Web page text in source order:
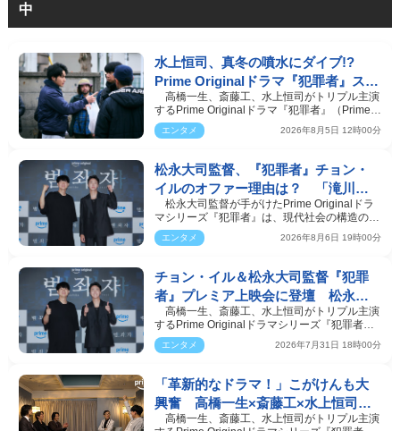
中
水上恒司、真冬の噴水にダイブ!?
Prime Originalドラマ『犯罪者』スペ
シャルメイキング映像が公開
高橋一生、斎藤工、水上恒司がトリプル主演
するPrime Originalドラマ『犯罪者』（Prime
Video）より、ス…
エンタメ 2026年8月5日 12時00分
松永大司監督、『犯罪者』チョン・
イルのオファー理由は？ 「滝川と
いうキャラクターに出会えたことは
本当に運が良かった」
松永大司監督が手がけたPrime Originalドラ
マシリーズ『犯罪者』は、現代社会の構造の歪
みにメスを入れ…
エンタメ 2026年8月6日 19時00分
チョン・イル＆松永大司監督『犯罪
者』プレミア上映会に登壇 松永監
督「はっきり言ってくれる韓国の皆
さんがすごく好き」
高橋一生、斎藤工、水上恒司がトリプル主演
するPrime Originalドラマシリーズ『犯罪者』
の韓国プレミア…
エンタメ 2026年7月31日 18時00分
「革新的なドラマ！」こがけんも大
興奮 高橋一生×斎藤工×水上恒司
『犯罪者』ビハインドトーク映像解
高橋一生、斎藤工、水上恒司がトリプル主演